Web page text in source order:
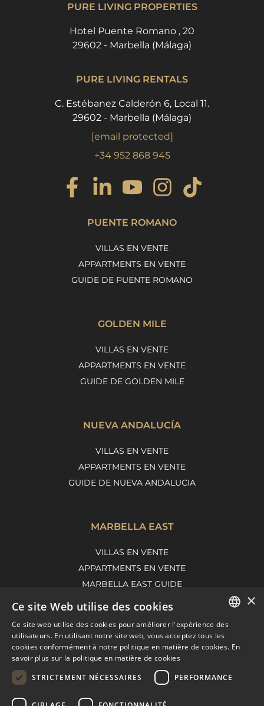
PURE LIVING PROPERTIES
Hotel Puente Romano , 20
29602 - Marbella (Málaga)
PURE LIVING RENTALS
C. Estébanez Calderón 6, Local 11.
29602 - Marbella (Málaga)
[email protected]
+34 952 868 945
PUENTE ROMANO
VILLAS EN VENTE
APPARTMENTS EN VENTE
GUIDE DE PUENTE ROMANO
GOLDEN MILE
VILLAS EN VENTE
APPARTMENTS EN VENTE
GUIDE DE GOLDEN MILE
NUEVA ANDALUCÍA
VILLAS EN VENTE
APPARTMENTS EN VENTE
GUIDE DE NUEVA ANDALUCIA
MARBELLA EAST
VILLAS EN VENTE
APPARTMENTS EN VENTE
MARBELLA EAST GUIDE
SPANISH
×
Ce site Web utilise des cookies
Ce site web utilise des cookies pour améliorer l'expérience des
utilisateurs. En utilisant notre site web, vous acceptez tous les
cookies conformément à notre politique en matière de cookies. En
savoir plus sur la politique en matière de cookies
STRICTEMENT NÉCESSAIRES
PERFORMANCE